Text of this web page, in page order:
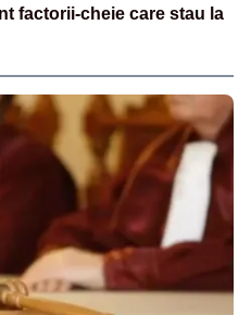
factorii-cheie care stau la